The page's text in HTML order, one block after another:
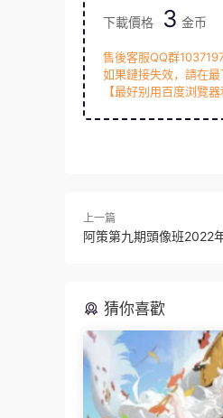
下載價格 3 金币
售後客服QQ群
如果鏈接失效，請在
【最好别用百度浏覽器
上一篇
阿策第九期頭像班2022
猜你喜歡